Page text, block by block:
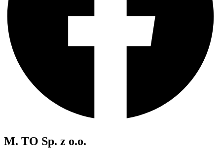
M. TO Sp. z o.o.